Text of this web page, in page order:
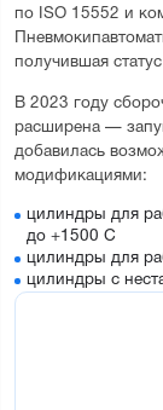
по ISO 15552 и
получившая
В 2023 году
расширена —
добавилась
модификациями:
цилиндры для
до +1500 С
цилиндры для
цилиндры с